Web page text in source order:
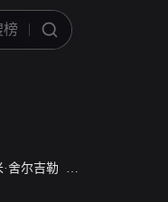
·舍尔吉勒 Sudarshna Bhatnagar